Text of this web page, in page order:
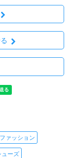
ファッション
ューズ